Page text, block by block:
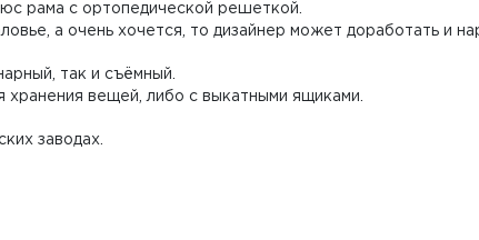
рама с ортопедической решеткой.
а очень хочется, то дизайнер может доработать и
так и съёмный.
вещей, либо с выкатными ящиками.
заводах.